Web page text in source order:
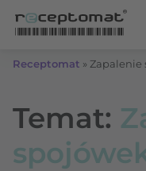
Receptomat »
Temat: